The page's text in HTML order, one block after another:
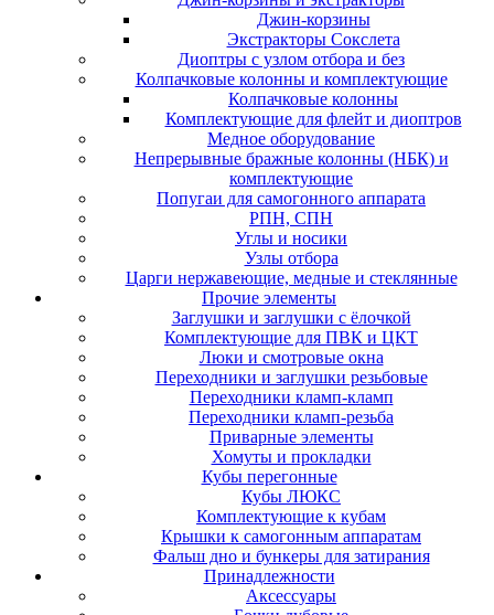
Джин-корзины
Экстракторы Сокслета
Диоптры с узлом отбора и без
Колпачковые колонны и комплектующие
Колпачковые колонны
Комплектующие для флейт и диоптров
Медное оборудование
Непрерывные бражные колонны (НБК) и
комплектующие
Попугаи для самогонного аппарата
РПН, СПН
Углы и носики
Узлы отбора
Царги нержавеющие, медные и стеклянные
Прочие элементы
Заглушки и заглушки с ёлочкой
Комплектующие для ПВК и ЦКТ
Люки и смотровые окна
Переходники и заглушки резьбовые
Переходники кламп-кламп
Переходники кламп-резьба
Приварные элементы
Хомуты и прокладки
Кубы перегонные
Кубы ЛЮКС
Комплектующие к кубам
Крышки к самогонным аппаратам
Фальш дно и бункеры для затирания
Принадлежности
Аксессуары